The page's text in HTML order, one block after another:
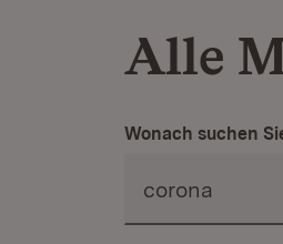
Alle
Wonach suchen